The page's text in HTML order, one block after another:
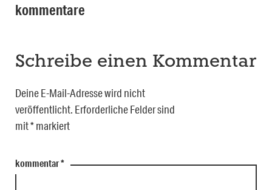
kommentare
Schreibe einen Kommentar
Deine E-Mail-Adresse wird nicht
veröffentlicht. Erforderliche Felder sind
mit*markiert
kommentar*